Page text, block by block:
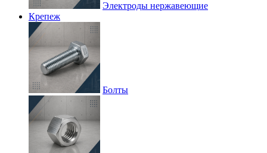
Электроды нержавеющие
Крепеж
Болты